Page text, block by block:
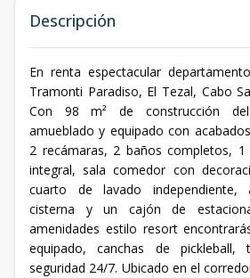
Descripción
En renta espectacular
Tramonti Paradiso, El Tezal, Cabo
Con 98 m² de construcción
amueblado y equipado con
2 recámaras, 2 baños completos,
integral, sala comedor con
cuarto de lavado independiente,
cisterna y un cajón de
amenidades estilo resort
equipado, canchas de pickleball,
seguridad 24/7. Ubicado en el